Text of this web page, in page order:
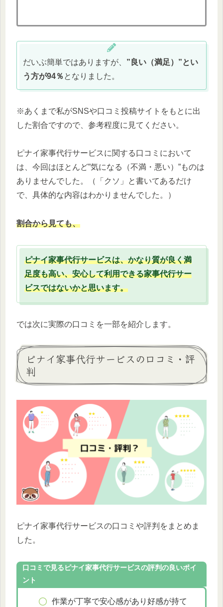
だいぶ簡単ではありますが、 ”良い（満足）”とい
う方が94％ となりました。
※あくまで私がSNSや口コミ投稿サイトをもとに出
した割合ですので、参考程度に見てください。
ピナイ家事代行サービスに関する口コミにおいて
は、今回はほとんど”気になる（不満・悪い）”ものは
ありませんでした。（「クソ」と書いてあるだけ
で、具体的な内容はわかりませんでした。）
割合から見ても、
ピナイ家事代行サービスは、かなり質が良く満
足度も高い、安心して利用できる家事代行サー
ビスではないかと思います。
では次に実際の口コミを一部を紹介します。
ピナイ家事代行サービスの口コミ・評
判
ピナイ家事代行サービスの口コミや評判をまとめま
した。
口コミで見るピナイ家事代行サービスの評判の良いポイ
ント
作業が丁寧で安心感があり好感が持て